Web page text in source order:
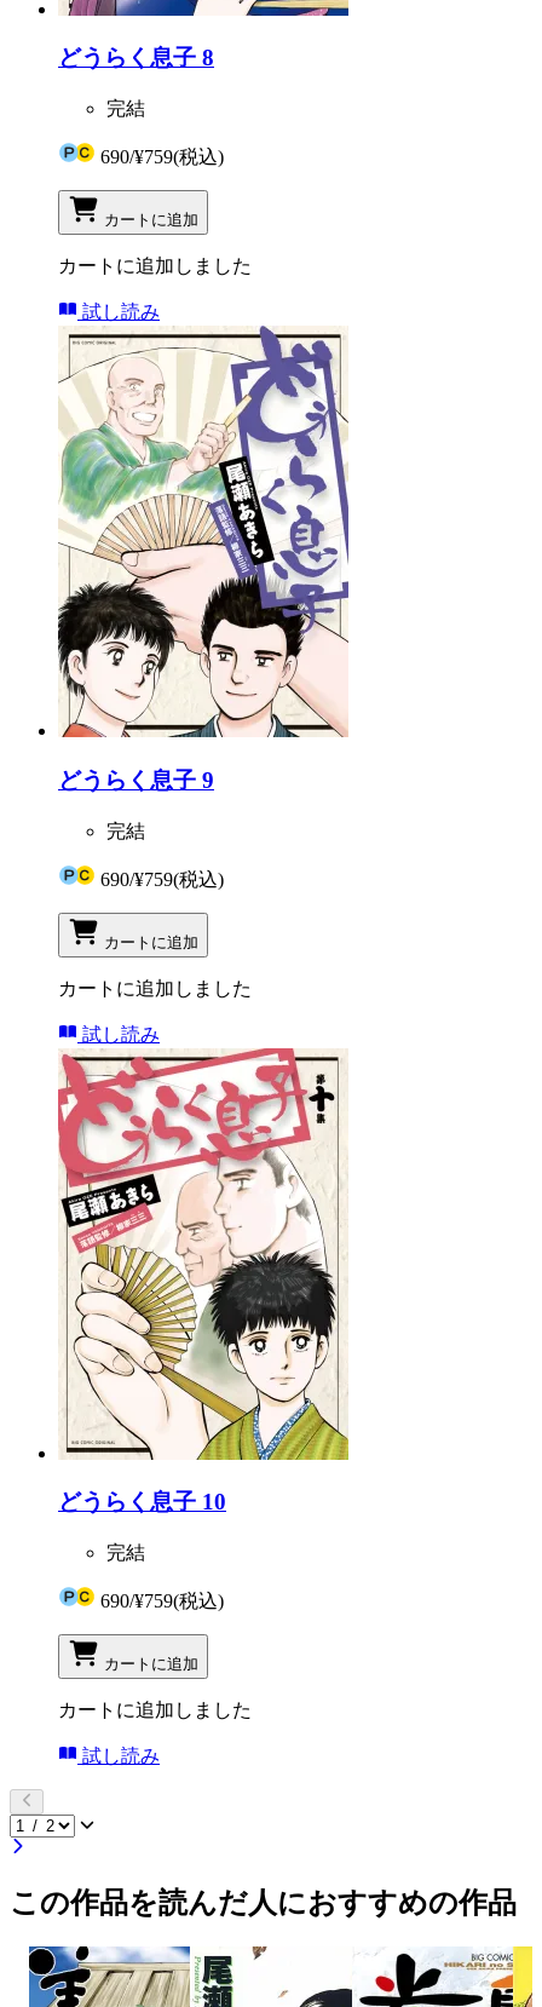
どうらく息子 8
完結
690/¥759(税込)
カートに追加
カートに追加しました
試し読み
どうらく息子 9
完結
690/¥759(税込)
カートに追加
カートに追加しました
試し読み
どうらく息子 10
完結
690/¥759(税込)
カートに追加
カートに追加しました
試し読み
この作品を読んだ人におすすめの作品